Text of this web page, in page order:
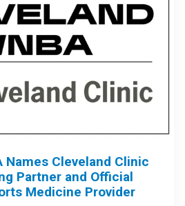
Names Cleveland Clinic
Partner and Official
Medicine Provider